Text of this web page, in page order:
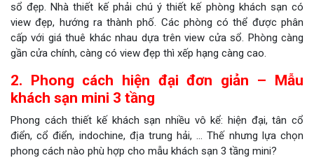
sổ đẹp. Nhà thiết kế phải chú ý thiết kế phòng khách sạn có
view đẹp, hướng ra thành phố. Các phòng có thể được phân
cấp với giá thuê khác nhau dựa trên view cửa sổ. Phòng càng
gần cửa chính, càng có view đẹp thì xếp hạng càng cao.
2. Phong cách hiện đại đơn giản – Mẫu
khách sạn mini 3 tầng
Phong cách thiết kế khách sạn nhiều vô kể: hiện đại, tân cổ
điển, cổ điển, indochine, địa trung hải, … Thế nhưng lựa chọn
phong cách nào phù hợp cho mẫu khách sạn 3 tầng mini?